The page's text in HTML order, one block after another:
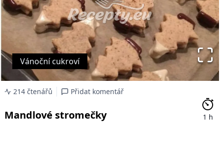
Vánoční cukroví
214 čtenářů Přidat komentář
Mandlové stromečky 1 h